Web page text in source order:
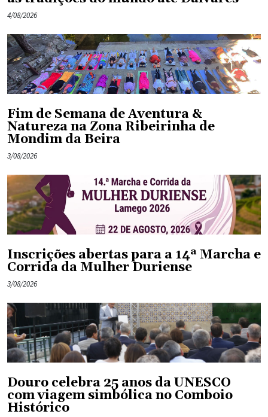
4/08/2026
Fim de Semana de Aventura &
Natureza na Zona Ribeirinha de
Mondim da Beira
3/08/2026
Inscrições abertas para a 14ª Marcha e
Corrida da Mulher Duriense
3/08/2026
Douro celebra 25 anos da UNESCO
com viagem simbólica no Comboio
Histórico